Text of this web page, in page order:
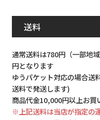
送料
通常送料は780円（一部地
円となります
ゆうパケット対応の場合送
送料で発送します)
商品代金10,000円以上お買
※上記送料は当店が指定の